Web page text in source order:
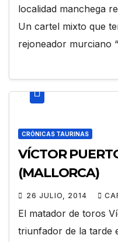
localidad manchega
Un cartel mixto que
rejoneador murciano
CRÓNICAS TAURINAS
VÍCTOR
(MALLORCA)
26 JULIO, 2014
El matador de toros
triunfador de la tarde